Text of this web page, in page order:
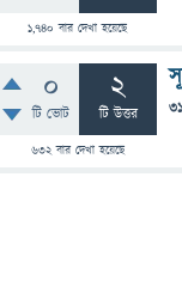
1,740 বার দেখা হয়েছে
0
টি ভোট
2
টি উত্তর
632বার দেখা হয়েছে